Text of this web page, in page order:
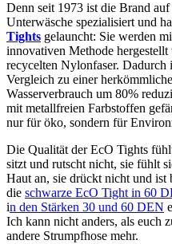
Denn seit 1973 ist die Brand
Unterwäsche spezialisiert und
Tights gelauncht: Sie werden
innovativen Methode hergestellt
recycelten Nylonfaser.
Vergleich zu einer
Wasserverbrauch um 80%
mit metallfreien Farbstoffen
nur für öko, sondern für
Die Qualität der EcO Tights
sitzt und rutscht nicht, sie fühlt
Haut an, sie drückt nicht und
die schwarze EcO Tight in 60
in den Stärken 30 und 60 DEN
Ich kann nicht anders, als euch
andere Strumpfhose mehr.